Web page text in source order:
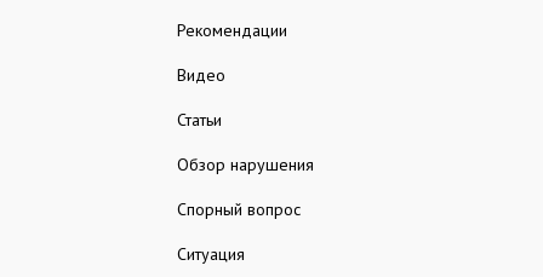
Рекомендации
Видео
Статьи
Обзор нарушения
Спорный вопрос
Ситуация